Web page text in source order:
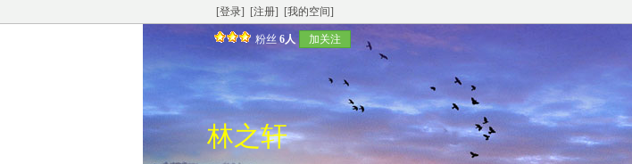
[登录] [注册] [我的空间]
粉丝 6人 加关注
林之轩